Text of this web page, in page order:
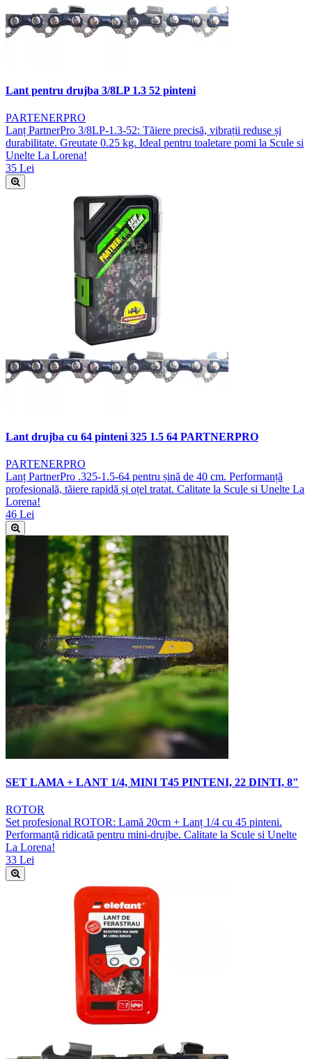
Lant pentru drujba 3/8LP 1.3 52 pinteni
PARTENERPRO
Lanț PartnerPro 3/8LP-1.3-52: Tăiere precisă, vibrații reduse și
durabilitate. Greutate 0.25 kg. Ideal pentru toaletare pomi la Scule si
Unelte La Lorena!
35 Lei
Lant drujba cu 64 pinteni 325 1.5 64 PARTNERPRO
PARTENERPRO
Lanț PartnerPro .325-1.5-64 pentru șină de 40 cm. Performanță
profesională, tăiere rapidă și oțel tratat. Calitate la Scule si Unelte La
Lorena!
46 Lei
SET LAMA + LANT 1/4, MINI T45 PINTENI, 22 DINTI, 8"
ROTOR
Set profesional ROTOR: Lamă 20cm + Lanț 1/4 cu 45 pinteni.
Performanță ridicată pentru mini-drujbe. Calitate la Scule si Unelte
La Lorena!
33 Lei